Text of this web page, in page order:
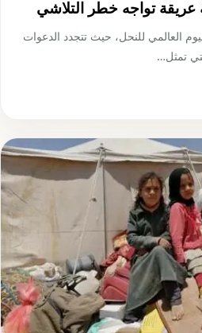
عريقة تواجه خطر التلاشي
اليوم العالمي للنحل، حيث تتجدد الدعوات
تمثل…